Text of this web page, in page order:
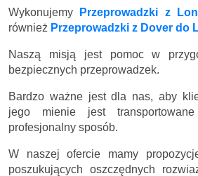
Wykonujemy Przeprowadzki z
również Przeprowadzki z Dover do
Naszą misją jest pomoc w
bezpiecznych przeprowadzek.
Bardzo ważne jest dla nas, aby
jego mienie jest
profesjonalny sposób.
W naszej ofercie mamy
poszukujących oszczędnych